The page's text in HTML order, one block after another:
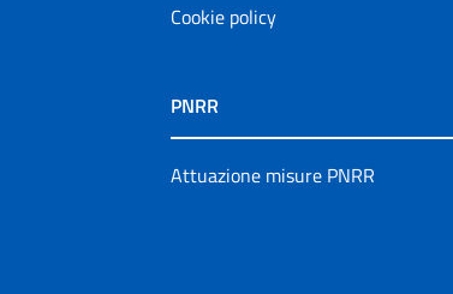
Cookie policy
PNRR
Attuazione misure PNRR